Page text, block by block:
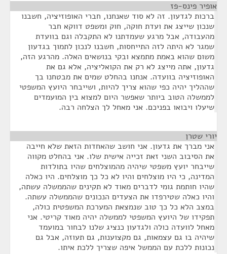
אופיר פינס-פז
ברכות לגדעון. זה לא סוד שאנחנו, חברי האופוזיציה, חשבנו
שנכון שייצג את ועדת חוקה, חוק ומשפט דווקא חבר
מהעבודה, אבל מרגע שעמדתנו לא התקבלה וגם בוועדת
שמגר לא היתה לזה התייחסות, חשבנו לנכון לתמוך בגדעון
משום שהוא באמת מתמצא ובקי בנושאים האלה. מהרגע הזה,
גדעון, אתה מייצג לא רק את הקואליציה, אלא גם את
האופוזיציה בוועדה. אנחנו בהחלט שמים את מבטחנו בך
שההליך יהיה כפי שהוא צריך להיות, ושייבחר היועץ המשפטי
לממשלה הטוב ביותר שאפשר היום למצוא בין המועמדים
שיעלו ויבואו בפניכם. אני מאחל לך הצלחה רבה.
יורי שטרן
אני מברך את גדעון. אני חושב שהאחדות הזאת שלא חייבה
את הסיבוב השני זאת זכייה אישית שלו. אני בהחלט מקווה
שייבחר יועץ משפטי שיהיה מהמוצלחים שהיו בתולדות
המדינה, כי היו מוצלחים והיו לא כל כך מוצלחים. היו כאלה
שהיו חותמת גומי לדברים מאוד לא תקינים שהממשלה עשתה,
והיו כאלה שטירפדו את הצעדים הנכונים שהממשלה עשתה.
במצב הלא כל כך טוב שנמצאת המערכת המשפטית כולה,
תפקידו של היועץ המשפטי לממשלה יהיה מאוד קריטי. אני
מאחל לוועדה כולה ולגדעון כנציג שלנו לבחור במועמד
שיהיה בו גם עצמאות, גם מקצוענות, גם תעוזה, אבל גם
נכונות ללכת עם הממשל איפה שצריך ללכת איתו.